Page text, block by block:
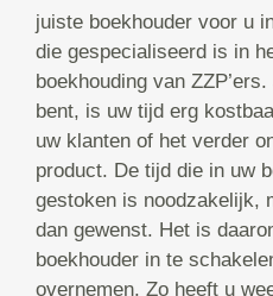
juiste boekhouder voor u
die gespecialiseerd is in
boekhouding van
bent, is uw tijd erg
uw klanten of het verder
product. De tijd die in uw
gestoken is noodzakelijk,
dan gewenst. Het is
boekhouder in te
overnemen. Zo heeft u